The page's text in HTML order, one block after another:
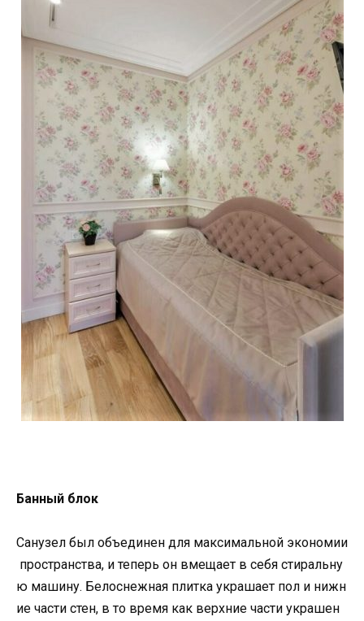
Банный блок
Санузел был объединен для максимальной экономии
пространства, и теперь он вмещает в себя стиральну
ю машину. Белоснежная плитка украшает пол и нижн
ие части стен, в то время как верхние части украшен